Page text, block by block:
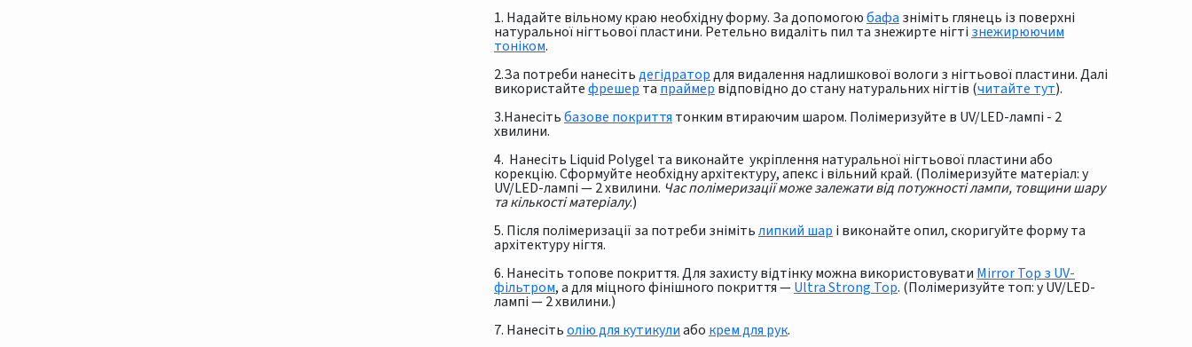
1. Надайте вільному краю необхідну форму. За допомогоюбафа зніміть глянець із поверхні
натуральної нігтьової пластини. Ретельно видаліть пил та знежирте нігті знежирюючим
тоніком.
2.За потреби нанесітьдегідратордля видалення надлишкової вологи з нігтьової пластини. Далі
використайтефрешер та праймер відповідно до стану натуральних нігтів (читайте тут).
3.Нанесітьбазове покриття тонким втираючим шаром. Полімеризуйте в UV/LED-лампі - 2
хвилини.
4. Нанесіть Liquid Polygel та виконайте укріплення натуральної нігтьової пластини або
корекцію. Cформуйте необхідну архітектуру, апекс і вільний край. (Полімеризуйте матеріал: у
UV/LED-лампі — 2 хвилини. Час полімеризації може залежати від потужності лампи, товщини шару
та кількості матеріалу.)
5. Після полімеризації за потреби знімітьлипкий шар і виконайте опил, скоригуйте форму та
архітектуру нігтя.
6. Нанесіть топове покриття. Для захисту відтінку можна використовувати Mirror Top з UV-
фільтром, а для міцного фінішного покриття —Ultra Strong Top. (Полімеризуйте топ: у UV/LED-
лампі — 2 хвилини.)
7. Нанесітьолію для кутикулиабо крем для рук.